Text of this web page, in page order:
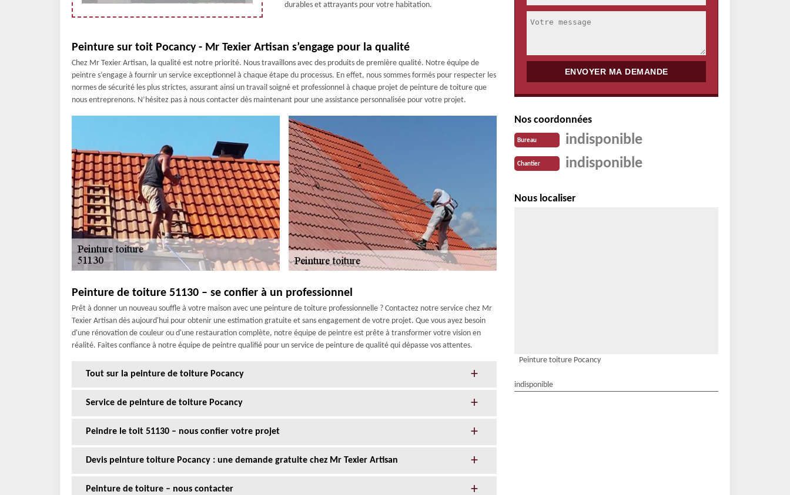
durables et attrayants pour votre habitation.
Peinture sur toit Pocancy - Mr Texier Artisan s’engage pour la qualité
Chez Mr Texier Artisan, la qualité est notre priorité. Nous travaillons avec des produits de première qualité. Notre équipe de
peintre s’engage à fournir un service exceptionnel à chaque étape du processus. En effet, nous sommes formés pour respecter les
normes de sécurité les plus strictes, assurant ainsi un travail soigné et professionnel à chaque projet de peinture de toiture que
nous entreprenons. N’hésitez pas à nous contacter dès maintenant pour une assistance personnalisée pour votre projet.
Peinture de toiture 51130 – se confier à un professionnel
Prêt à donner un nouveau souffle à votre maison avec une peinture de toiture professionnelle ? Contactez notre service chez Mr
Texier Artisan dès aujourd'hui pour obtenir une estimation gratuite et sans engagement de votre projet. Que vous ayez besoin
d'une rénovation de couleur ou d'une restauration complète, notre équipe de peintre est prête à transformer votre vision en
réalité. Faites confiance à notre équipe de peintre qualifié pour un service de peinture de qualité qui dépasse vos attentes.
Tout sur la peinture de toiture Pocancy
Service de peinture de toiture Pocancy
Peindre le toit 51130 – nous confier votre projet
Devis peinture toiture Pocancy : une demande gratuite chez Mr Texier Artisan
Peinture de toiture – nous contacter
Nos coordonnées
Bureau indisponible
Chantier indisponible
Nous localiser
Peinture toiture Pocancy
indisponible